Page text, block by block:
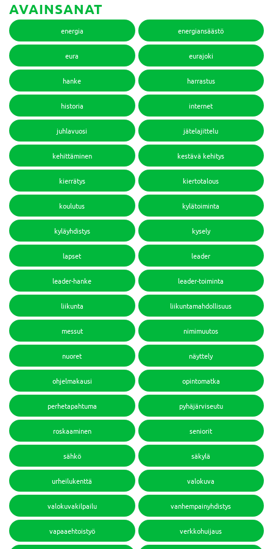
AVAINSANAT
energia energiansäästö
eura eurajoki
hanke harrastus
historia internet
juhlavuosi jätelajittelu
kehittäminen kestävä kehitys
kierrätys kiertotalous
koulutus kylätoiminta
kyläyhdistys kysely
lapset leader
leader-hanke leader-toiminta
liikunta liikuntamahdollisuus
messut nimimuutos
nuoret näyttely
ohjelmakausi opintomatka
perhetapahtuma pyhäjärviseutu
roskaaminen seniorit
sähkö säkylä
urheilukenttä valokuva
valokuvakilpailu vanhempainyhdistys
vapaaehtoistyö verkkohuijaus